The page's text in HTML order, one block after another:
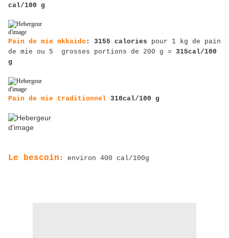
cal/100 g
Pain de mie okkaido : 3155 calories pour 1 kg de pain
de mie ou 5 grosses portions de 200 g = 315cal/100
g
Pain de mie traditionnel 310cal/100 g
Le bescoin : environ 400 cal/100g